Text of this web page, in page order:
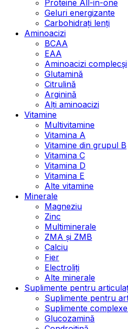
Proteine All-in-one
Geluri energizante
Carbohidrați lenți
Aminoacizi
BCAA
EAA
Aminoacizi complecși
Glutamină
Citrulină
Arginină
Alți aminoacizi
Vitamine
Multivitamine
Vitamina A
Vitamine din grupul B
Vitamina C
Vitamina D
Vitamina E
Alte vitamine
Minerale
Magneziu
Zinc
Multiminerale
ZMA și ZMB
Calciu
Fier
Electroliți
Alte minerale
Suplimente pentru
Suplimente pentru
Suplimente
Glucozamină